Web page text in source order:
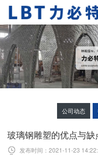
公司动态
玻璃钢雕塑的优点与缺
发布时间：2021-11-23